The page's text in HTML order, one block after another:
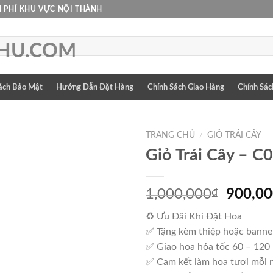
KHU VỰC NỘI THÀNH
Bảo Mật Hướng Dẫn Đặt Hàng Chính Sách Giao Hàng Chính
TRANG CHỦ / GIỎ TRÁI CÂY
Giỏ Trái Cây –
1,000,000₫
Giá
là:
♻ Ưu Đãi Khi Đặt Hoa
✅ Tặng kèm thiệp hoặc
✅ Giao hoa hỏa tốc 60 –
✅ Cam kết làm hoa tươi mỗi